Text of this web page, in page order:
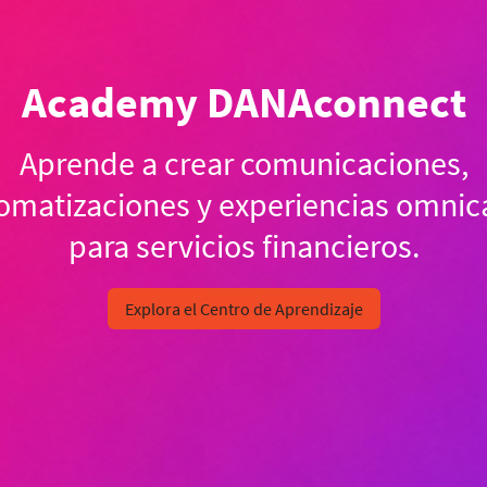
Academy DANAconnect
Aprende a crear comunicaciones,
y experiencias
para servicios financieros.
Explora el Centro de Aprendizaje